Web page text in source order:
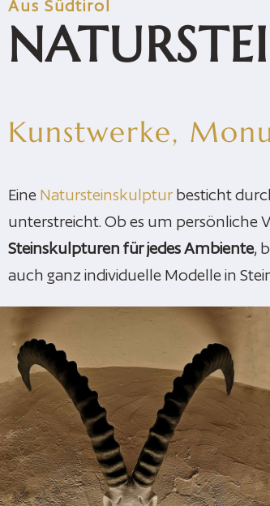
Aus Südtirol
Kunstwerke,
Eine Natursteinskulptur besticht
unterstreicht. Ob es um persönliche
Steinskulpturen für jedes Ambiente,
auch ganz individuelle Modelle in